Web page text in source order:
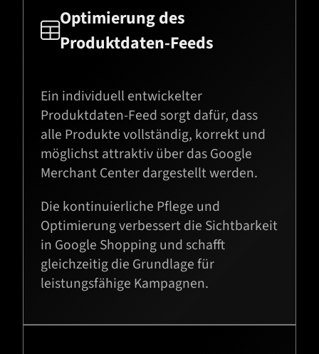
Optimierung des
Produktdaten-Feeds
Ein individuell entwickelter
Produktdaten-Feed sorgt dafür, dass
alle Produkte vollständig, korrekt und
möglichst attraktiv über das Google
Merchant Center dargestellt werden.
Die kontinuierliche Pflege und
Optimierung verbessert die Sichtbarkeit
in Google Shopping und schafft
gleichzeitig die Grundlage für
leistungsfähige Kampagnen.